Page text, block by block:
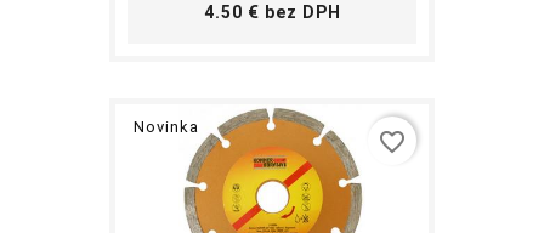
4.50 € bez DPH
Novinka
favorite_border